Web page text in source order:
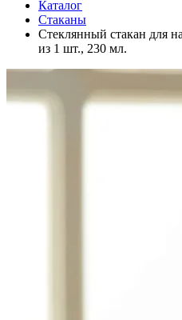
Каталог
Стаканы
Стеклянный стакан для
из 1 шт., 230 мл.